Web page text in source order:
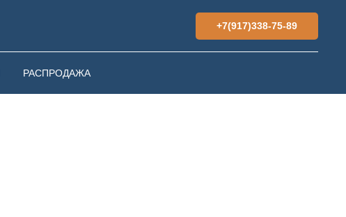
+7(917)338-75-89
РАСПРОДАЖА